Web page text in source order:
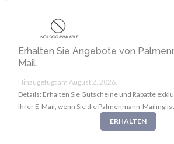
Erhalten Sie Angebote von
Mail.
Hinzugefügt am August 2, 2026.
Details: Erhalten Sie Gutscheine und Rabatte
Ihrer E-Mail, wenn Sie die Palmenmann-
ERHALTEN